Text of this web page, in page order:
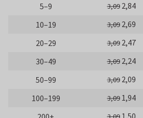
5–9
3,09 2,84
10–19
3,09 2,69
20–29
3,09 2,47
30–49
3,09 2,24
50–99
3,09 2,09
100–199
3,09 1,94